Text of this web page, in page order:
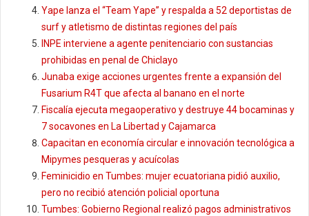
Yape lanza el “Team Yape” y respalda a 52 deportistas de
surf y atletismo de distintas regiones del país
INPE interviene a agente penitenciario con sustancias
prohibidas en penal de Chiclayo
Junaba exige acciones urgentes frente a expansión del
Fusarium R4T que afecta al banano en el norte
Fiscalía ejecuta megaoperativo y destruye 44 bocaminas y
7 socavones en La Libertad y Cajamarca
Capacitan en economía circular e innovación tecnológica a
Mipymes pesqueras y acuícolas
Feminicidio en Tumbes: mujer ecuatoriana pidió auxilio,
pero no recibió atención policial oportuna
Tumbes: Gobierno Regional realizó pagos administrativos